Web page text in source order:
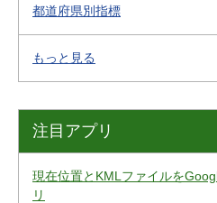
都道府県別指標
もっと見る
注目アプリ
現在位置とKMLファイルを
リ